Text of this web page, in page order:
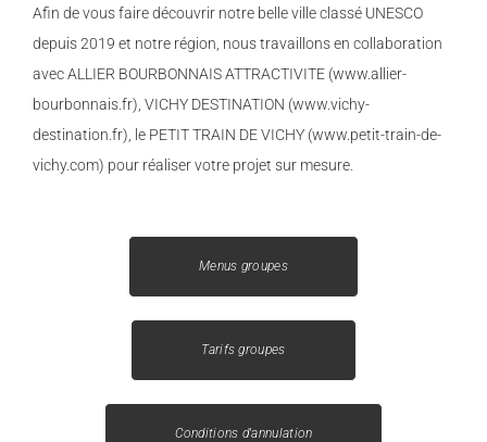
Afin de vous faire découvrir notre belle ville classé UNESCO
depuis 2019 et notre région, nous travaillons en collaboration
avec ALLIER BOURBONNAIS ATTRACTIVITE (www.allier-
bourbonnais.fr), VICHY DESTINATION (www.vichy-
destination.fr), le PETIT TRAIN DE VICHY (www.petit-train-de-
vichy.com) pour réaliser votre projet sur mesure.
Menus groupes
Tarifs groupes
Conditions d'annulation